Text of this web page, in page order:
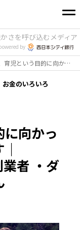
さを呼び込むメディア
by
妻は、育児という目的に向かってともに歩む同志です｜Friendly Pixel 共同創業者 ・ダニエル・ヨーダーさん
お金のいろいろ
向かっ
者 ・ダ